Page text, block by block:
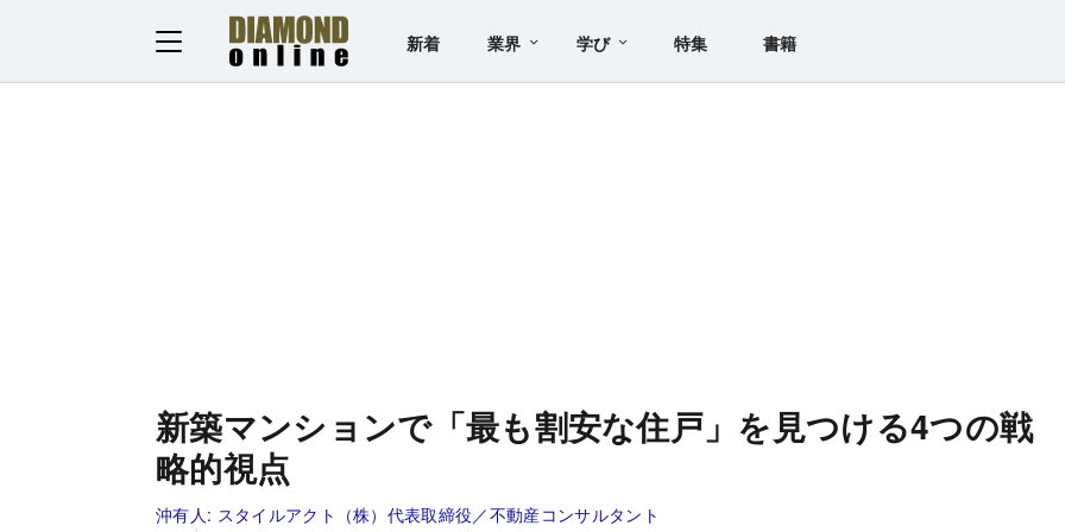
新着 業界 学び 特集 書籍
新築マンションで「最も割安な住戸」を見つける4つの戦
略的視点
沖有人: スタイルアクト（株）代表取締役／不動産コンサルタント